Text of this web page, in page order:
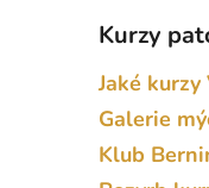
Kurzy
Jaké
Galerie
Klub